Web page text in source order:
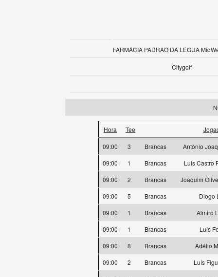
FARMÁCIA PADRÃO DA LÉGUA
Citygolf
Hora Tee
09:00 3 Brancas
António
09:00
1 Brancas
Luis Castro
09:00
2 Brancas
Joaquim
09:00
5 Brancas
Diogo
09:00
1 Brancas
Almiro
09:00
1 Brancas
Luis
09:00
8 Brancas
Adélio
09:00
2 Brancas
Luís